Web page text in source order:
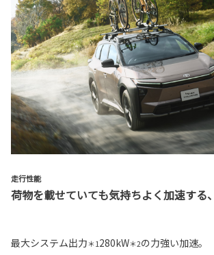
走行性能
荷物を載せていても気持ちよく加速する
最大システム出力＊1280kW＊2の力強い加速。